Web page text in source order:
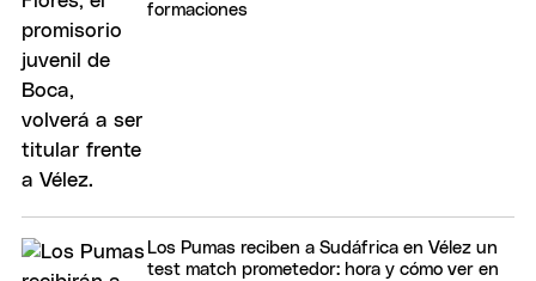
formaciones
Los Pumas reciben a Sudáfrica en Vélez un
test match prometedor: hora y cómo ver en